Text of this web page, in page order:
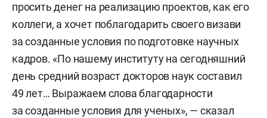
просить денег на реализацию проектов, как его
коллеги, а хочет поблагодарить своего визави
за созданные условия по подготовке научных
кадров. «По нашему институту на сегодняшний
день средний возраст докторов наук составил
49 лет… Выражаем слова благодарности
за созданные условия для ученых», — сказал